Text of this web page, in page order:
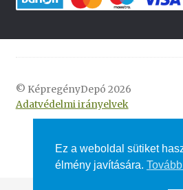
© KépregényDepó 2026
Adatvédelmi irányelvek
Ez a weboldal sütiket
élmény javítására.